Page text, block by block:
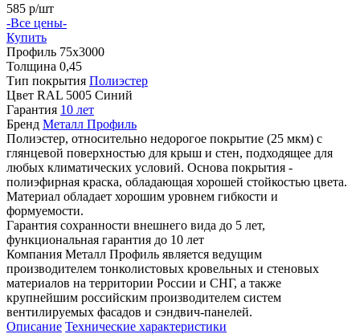
585 р/шт
-Все цены-
Купить
Профиль 75х3000
Толщина 0,45
Тип покрытия Полиэстер
Цвет RAL 5005 Синий
Гарантия 10 лет
Бренд Металл Профиль
Полиэстер, относительно недорогое покрытие (25 мкм) с
глянцевой поверхностью для крыш и стен, подходящее для
любых климатических условий. Основа покрытия -
полиэфирная краска, обладающая хорошей стойкостью цвета.
Материал обладает хорошим уровнем гибкости и
формуемости.
Гарантия сохранности внешнего вида до 5 лет,
функциональная гарантия до 10 лет
Компания Металл Профиль является ведущим
производителем тонколистовых кровельных и стеновых
материалов на территории России и СНГ, а также
крупнейшим российским производителем систем
вентилируемых фасадов и сэндвич-панелей.
Описание Технические характеристики